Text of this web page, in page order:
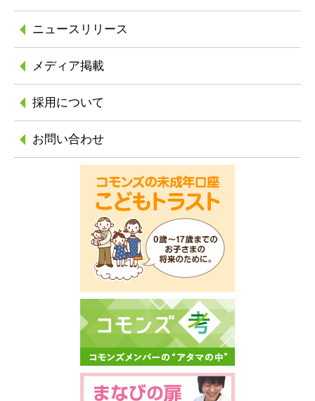
ニュースリリース
メディア掲載
採用について
お問い合わせ